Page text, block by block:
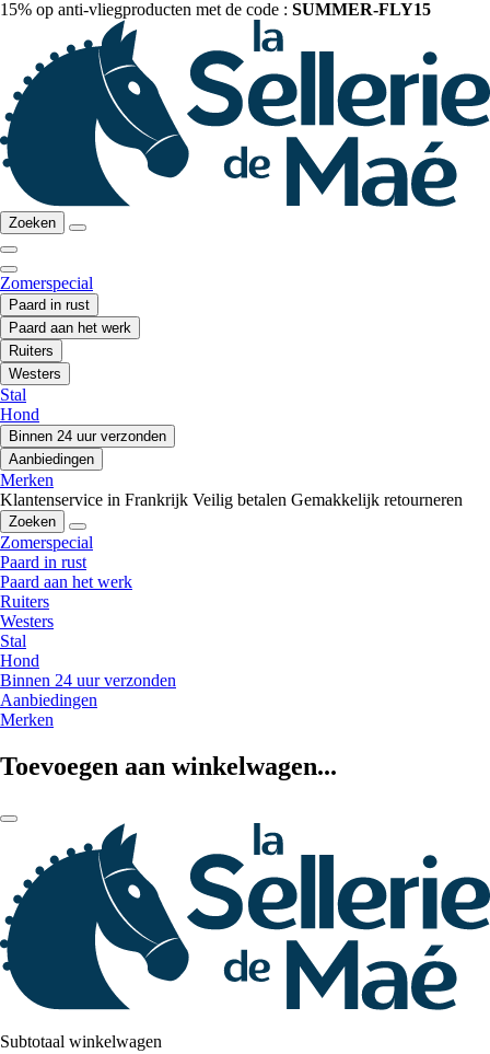
15% op anti-vliegproducten met de code : SUMMER-FLY15
Zoeken
Zomerspecial
Paard in rust
Paard aan het werk
Ruiters
Westers
Stal
Hond
Binnen 24 uur verzonden
Aanbiedingen
Merken
Klantenservice in Frankrijk Veilig betalen Gemakkelijk retourneren
Zoeken
Zomerspecial
Paard in rust
Paard aan het werk
Ruiters
Westers
Stal
Hond
Binnen 24 uur verzonden
Aanbiedingen
Merken
Toevoegen aan winkelwagen...
Subtotaal winkelwagen